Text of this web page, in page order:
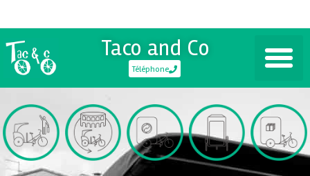
Taco and Co
Téléphone